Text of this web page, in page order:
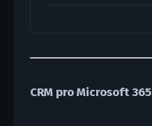
CRM pro Microsoft 365